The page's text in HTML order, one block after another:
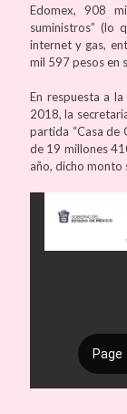
Edomex, 908
suministros” (lo
internet y gas,
mil 597 pesos en
En respuesta a
2018, la
partida “Casa de
de 19 millones
año, dicho monto